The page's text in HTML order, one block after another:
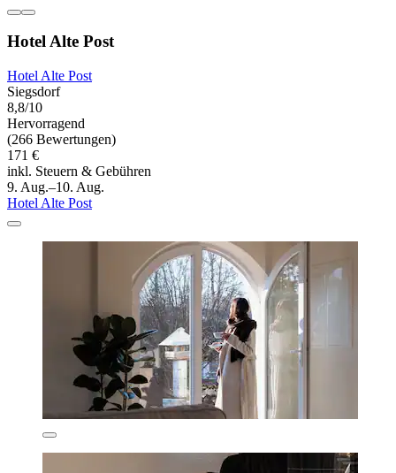
Hotel Alte Post
Hotel Alte Post
Siegsdorf
8,8/10
Hervorragend
(266 Bewertungen)
171 €
inkl. Steuern & Gebühren
9. Aug.–10. Aug.
Hotel Alte Post